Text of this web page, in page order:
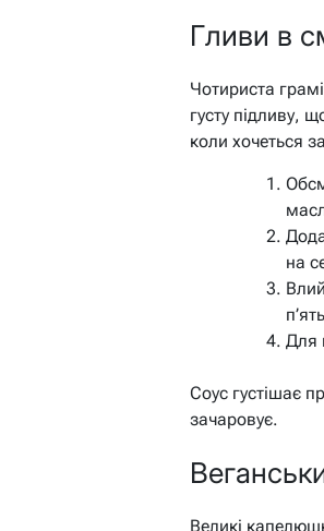
Гливи в
Чотириста
густу підливу,
коли хочеться
на
Для
Соус густішає
зачаровує.
Великі